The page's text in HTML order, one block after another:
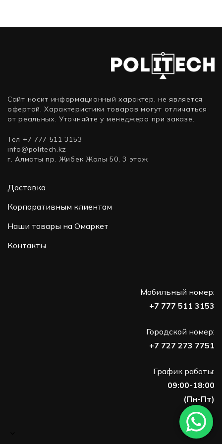
11
Pro)
ГБ,
NVIDIA
GeForce
2050)
Гб,
nVidia
GeForce
RTX
3, 4 Гб,
128
AMD
Radeon
Vega)
Сайт носит информационный характер, не является
офертой. Характеристики товаров могут отличаться
от реальных. Уточняйте у менеджера при заказе.
Тел +7 777 511 3153
info@politech.kz
г. Алматы пр. Жибек Жолы 50, 3 этаж
Доставка
Корпоративным клиентам
Наши товары на Омаркет
Контакты
Мобильный номер:
+7 777 511 3153
Городской номер:
+7 727 273 7751
График работы:
09:00-18:00
(Пн-Пт)